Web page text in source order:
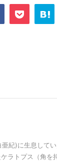
紀)に生息して
ラトプス（角